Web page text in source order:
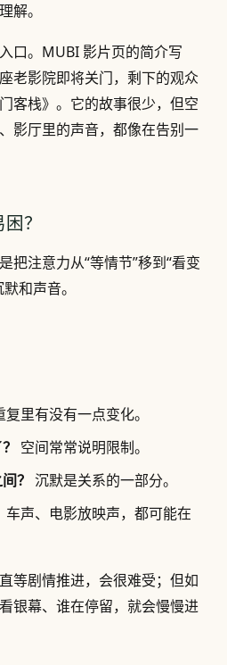
解。
口。MUBI 影片页的简介写
老影院即将关门，剩下的观众
客栈》。它的故事很少，但空
影厅里的声音，都像在告别一
？
把注意力从“等情节”移到“看变
和声音。
复里有没有一点变化。
空间常常说明限制。
？ 沉默是关系的一部分。
车声、电影放映声，都可能在
等剧情推进，会很难受；但如
银幕、谁在停留，就会慢慢进